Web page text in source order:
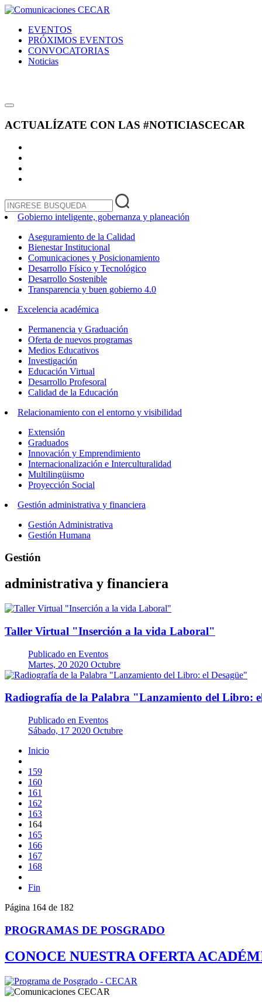
EVENTOS
PRÓXIMOS EVENTOS
CONVOCATORIAS
Noticias
ACTUALÍZATE CON LAS #NOTICIASCECAR
Gobierno inteligente, gobernanza y planeación
Aseguramiento de la Calidad
Bienestar Institucional
Comunicaciones y Posicionamiento
Desarrollo Físico y Tecnológico
Desarrollo Sostenible
Transparencia y buen gobierno 4.0
Excelencia académica
Permanencia y Graduación
Oferta de nuevos programas
Medios Educativos
Investigación
Educación Virtual
Desarrollo Profesoral
Calidad de la Educación
Relacionamiento con el entorno y visibilidad
Extensión
Graduados
Innovación y Emprendimiento
Internacionalización e Interculturalidad
Multilingüismo
Proyección Social
Gestión administrativa y financiera
Gestión Administrativa
Gestión Humana
Gestión
administrativa y financiera
Taller Virtual "Inserción a la vida Laboral"
Publicado en Eventos
Martes, 20 2020 Octubre
Radiografía de la Palabra "Lanzamiento del Libro:
Publicado en Eventos
Sábado, 17 2020 Octubre
Inicio
159
160
161
162
163
164
165
166
167
168
Fin
Página 164 de 182
PROGRAMAS DE POSGRADO
CONOCE NUESTRA OFERTA